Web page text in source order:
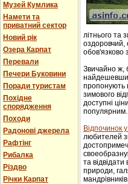
Музей Кумлика
Намети та
приватний сектор
Новий рік
Озера Карпат
Перевали
Печери Буковини
Поради туристам
Похідне
спорядження
Походи
Радонові джерела
Рафтінг
Рибалка
Різдво
Річки Карпат
літнього та
оздоровчий,
обов'язково
Звичайно ж,
пропонують
зимового
доступні
популярним.
Відпочинок
любителей
та відвідати
природи,